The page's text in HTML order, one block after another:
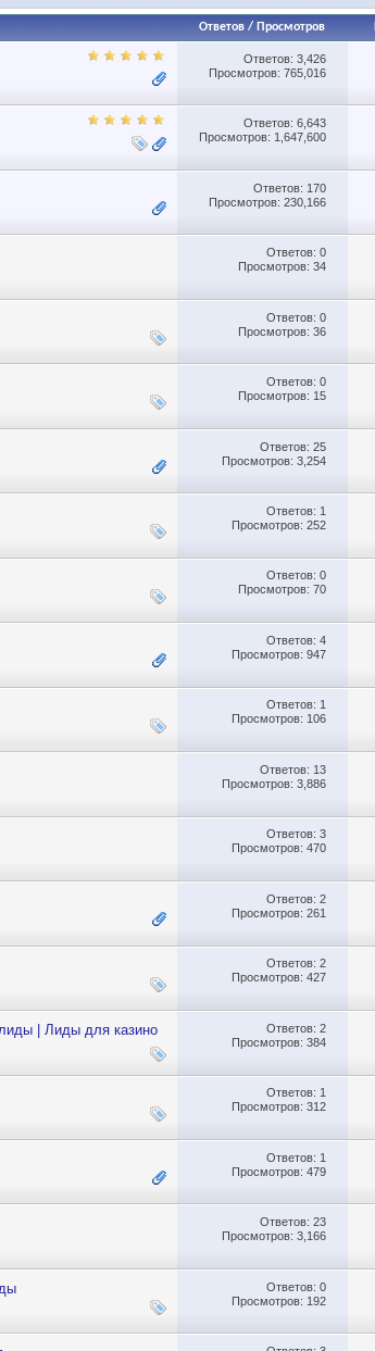
Ответов/ Просмотров
Ответов: 3,426
Просмотров: 765,016
Ответов: 6,643
Просмотров: 1,647,600
Ответов: 170
Просмотров: 230,166
Ответов: 0
Просмотров: 34
Ответов: 0
Просмотров: 36
Ответов: 0
Просмотров: 15
Ответов: 25
Просмотров: 3,254
Ответов: 1
Просмотров: 252
Ответов: 0
Просмотров: 70
Ответов: 4
Просмотров: 947
Ответов: 1
Просмотров: 106
Ответов: 13
Просмотров: 3,886
Ответов: 3
Просмотров: 470
Ответов: 2
Просмотров: 261
Ответов: 2
Просмотров: 427
| Лиды для казино
Ответов: 2
Просмотров: 384
Ответов: 1
Просмотров: 312
Ответов: 1
Просмотров: 479
Ответов: 23
Просмотров: 3,166
Ответов: 0
Просмотров: 192